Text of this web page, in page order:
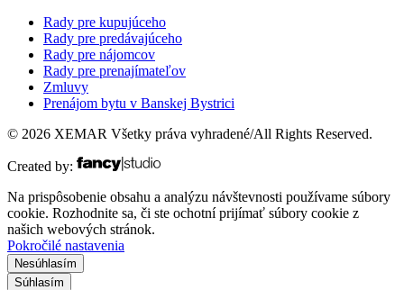
Rady pre kupujúceho
Rady pre predávajúceho
Rady pre nájomcov
Rady pre prenajímateľov
Zmluvy
Prenájom bytu v Banskej Bystrici
© 2026 XEMAR Všetky práva vyhradené/All Rights Reserved.
Created by:
Na prispôsobenie obsahu a analýzu návštevnosti používame súbory
cookie. Rozhodnite sa, či ste ochotní prijímať súbory cookie z
našich webových stránok.
Pokročilé nastavenia
Nesúhlasím
Súhlasím